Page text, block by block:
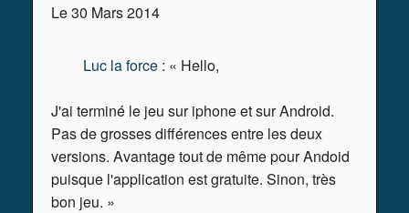
Le 30 Mars 2014
Luc la force : « Hello,
J'ai terminé le jeu sur iphone et sur Android.
Pas de grosses différences entre les deux
versions. Avantage tout de même pour Andoid
puisque l'application est gratuite. Sinon, très
bon jeu. »